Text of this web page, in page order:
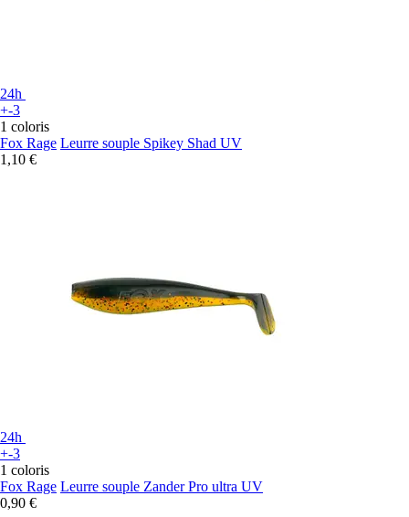
24h
+-3
1 coloris
Fox Rage Leurre souple Spikey Shad UV
1,10 €
24h
+-3
1 coloris
Fox Rage Leurre souple Zander Pro ultra UV
0,90 €